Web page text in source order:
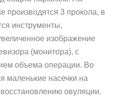
производятся 3 прокола, в
инструменты,
изображение
(монитора), с
объема операции. Во
маленькие насечки на
овуляции.